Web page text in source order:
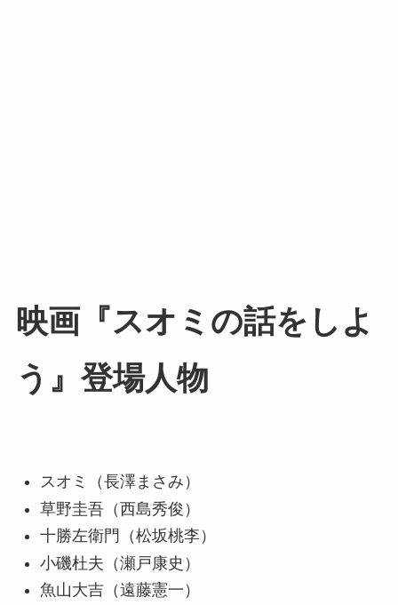
映画『スオミの話をしよ
う』登場人物
スオミ（長澤まさみ）
草野圭吾（西島秀俊）
十勝左衛門（松坂桃李）
小磯杜夫（瀬戸康史）
魚山大吉（遠藤憲一）